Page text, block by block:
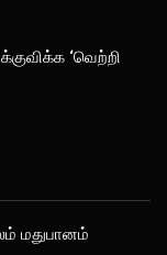
‘வெற்றி
மதுபானம்